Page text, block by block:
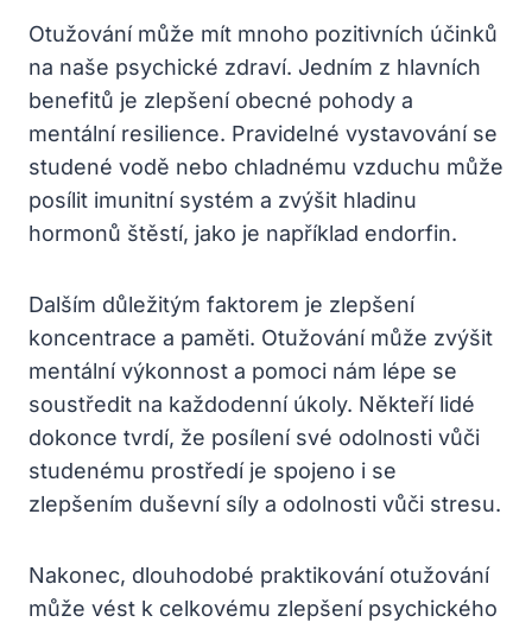
Otužování může mít mnoho pozitivních účinků
na naše psychické zdraví. Jedním z hlavních
benefitů je zlepšení obecné pohody a
mentální resilience. Pravidelné vystavování se
studené vodě nebo chladnému vzduchu může
posílit imunitní systém a zvýšit hladinu
hormonů štěstí, jako je například endorfin.
Dalším důležitým faktorem je zlepšení
koncentrace a paměti. Otužování může zvýšit
mentální výkonnost a pomoci nám lépe se
soustředit na každodenní úkoly. Někteří lidé
dokonce tvrdí, že posílení své odolnosti vůči
studenému prostředí je spojeno i se
zlepšením duševní síly a odolnosti vůči stresu.
Nakonec, dlouhodobé praktikování otužování
může vést k celkovému zlepšení psychického